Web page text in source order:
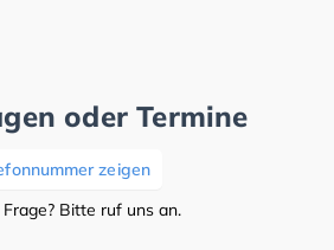
oder Termine
zeigen
14 43 61
Bitte ruf uns an.